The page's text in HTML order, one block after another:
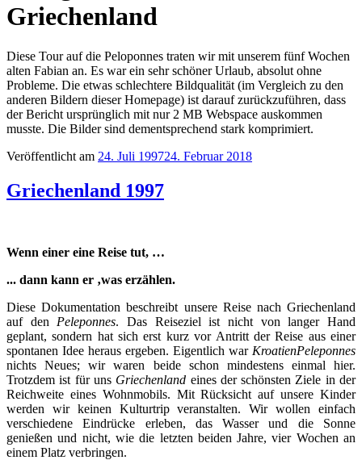
Griechenland
Diese Tour auf die Peloponnes traten wir mit unserem fünf Wochen
alten Fabian an. Es war ein sehr schöner Urlaub, absolut ohne
Probleme. Die etwas schlechtere Bildqualität (im Vergleich zu den
anderen Bildern dieser Homepage) ist darauf zurückzuführen, dass
der Bericht ursprünglich mit nur 2 MB Webspace auskommen
musste. Die Bilder sind dementsprechend stark komprimiert.
Veröffentlicht am 24. Juli 199724. Februar 2018
Griechenland 1997
Wenn einer eine Reise tut, …
... dann kann er ‚was erzählen.
Diese Dokumentation beschreibt unsere Reise nach Griechenland
auf den Peleponnes. Das Reiseziel ist nicht von langer Hand
geplant, sondern hat sich erst kurz vor Antritt der Reise aus einer
spontanen Idee heraus ergeben. Eigentlich war KroatienPeleponnes
nichts Neues; wir waren beide schon mindestens einmal hier.
Trotzdem ist für uns Griechenland eines der schönsten Ziele in der
Reichweite eines Wohnmobils. Mit Rücksicht auf unsere Kinder
werden wir keinen Kulturtrip veranstalten. Wir wollen einfach
verschiedene Eindrücke erleben, das Wasser und die Sonne
genießen und nicht, wie die letzten beiden Jahre, vier Wochen an
einem Platz verbringen.